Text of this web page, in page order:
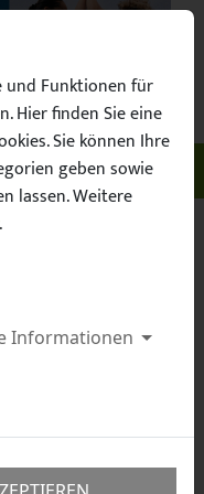
YouTubeSuche
Menü
jenseits der
und Funktionen für
Hier finden Sie eine
Sie können Ihre
geben sowie
lassen. Weitere
.
Informationen